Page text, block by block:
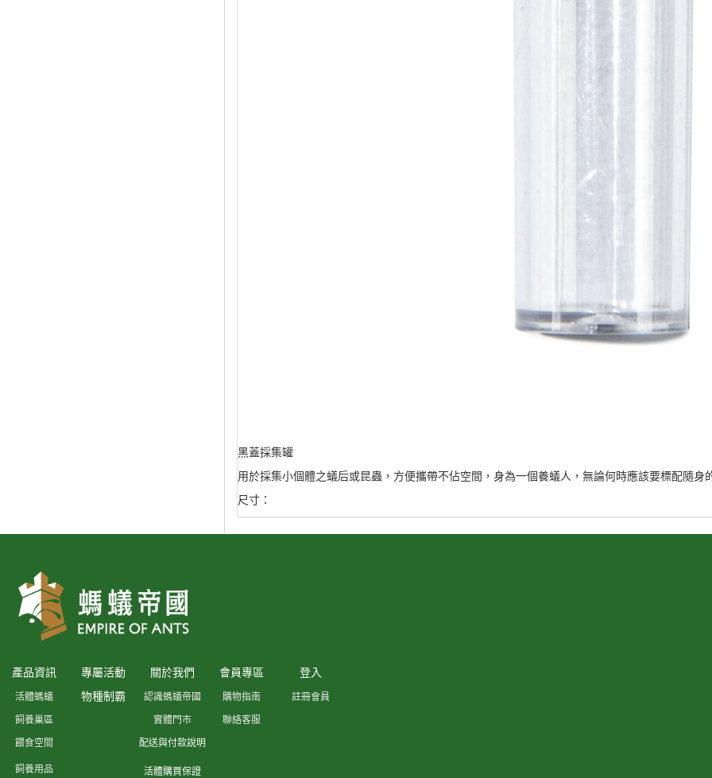
黑蓋採集罐
用於採集小個體之蟻后或昆蟲，方便攜帶不佔空間，身為一個養蟻人，無論何時應該要標配隨身
尺寸：
產品資訊
專屬活動 關於我們 會員專區 登入
活體螞蟻 物種制霸 認識螞蟻帝國 購物指南 註冊會員
飼養巢區 實體門市 聯絡客服
餵食空間
配送與付款說明
飼養用品
活體購買保證